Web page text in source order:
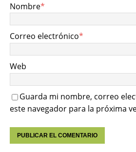
Nombre*
Correo electrónico*
Web
Guarda mi nombre, correo
este navegador para la próxima